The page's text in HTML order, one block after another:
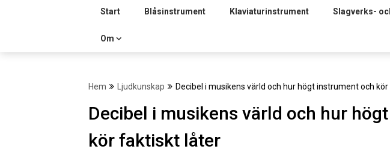
Start Blåsinstrument Klaviaturinstrument Slagverks-
Om
Hem Ljudkunskap Decibel i musikens värld och hur högt instrument och
Decibel i musikens värld och hur
kör faktiskt låter